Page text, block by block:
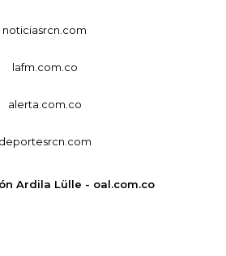
noticiasrcn.com
lafm.com.co
alerta.com.co
deportesrcn.com
Ardila Lülle - oal.com.co